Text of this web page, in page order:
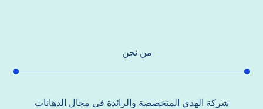
من نحن
شركة الهدي المتخصصة والرائدة في مجال الدهانات